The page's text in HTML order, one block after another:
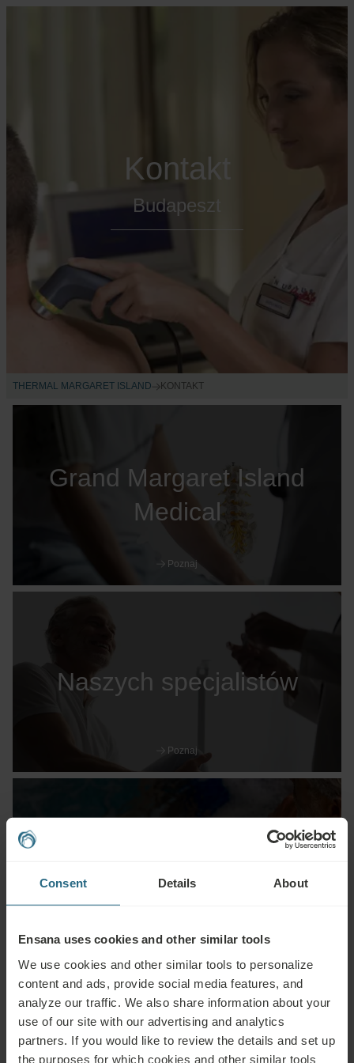
Consent Details About
Ensana uses cookies and other similar tools
We use cookies and other similar tools to personalize
content and ads, provide social media features, and
analyze our traffic. We also share information about your
use of our site with our advertising and analytics
partners. If you would like to review the details and set up
the purposes for which cookies and other similar tools
Kontakt
Budapeszt
THERMAL MARGARET ISLAND KONTAKT
Grand Margaret Island
Medical
Poznaj
Naszych specjalistów
Poznaj
Poznaj
Ceny